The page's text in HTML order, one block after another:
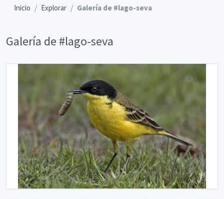
Inicio Explorar Galería de #lago-seva
Galería de #lago-seva